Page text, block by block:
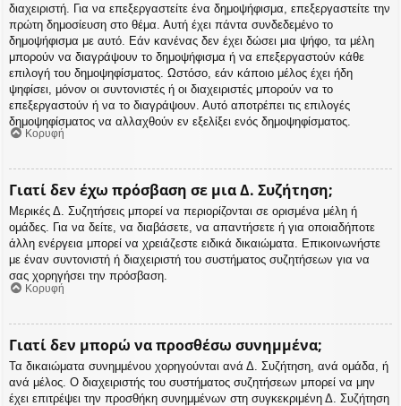
διαχειριστή. Για να επεξεργαστείτε ένα δημοψήφισμα, επεξεργαστείτε την
πρώτη δημοσίευση στο θέμα. Αυτή έχει πάντα συνδεδεμένο το
δημοψήφισμα με αυτό. Εάν κανένας δεν έχει δώσει μια ψήφο, τα μέλη
μπορούν να διαγράψουν το δημοψήφισμα ή να επεξεργαστούν κάθε
επιλογή του δημοψηφίσματος. Ωστόσο, εάν κάποιο μέλος έχει ήδη
ψηφίσει, μόνον οι συντονιστές ή οι διαχειριστές μπορούν να το
επεξεργαστούν ή να το διαγράψουν. Αυτό αποτρέπει τις επιλογές
δημοψηφίσματος να αλλαχθούν εν εξελίξει ενός δημοψηφίσματος.
Κορυφή
Γιατί δεν έχω πρόσβαση σε μια Δ. Συζήτηση;
Μερικές Δ. Συζητήσεις μπορεί να περιορίζονται σε ορισμένα μέλη ή
ομάδες. Για να δείτε, να διαβάσετε, να απαντήσετε ή για οποιαδήποτε
άλλη ενέργεια μπορεί να χρειάζεστε ειδικά δικαιώματα. Επικοινωνήστε
με έναν συντονιστή ή διαχειριστή του συστήματος συζητήσεων για να
σας χορηγήσει την πρόσβαση.
Κορυφή
Γιατί δεν μπορώ να προσθέσω συνημμένα;
Τα δικαιώματα συνημμένου χορηγούνται ανά Δ. Συζήτηση, ανά ομάδα, ή
ανά μέλος. Ο διαχειριστής του συστήματος συζητήσεων μπορεί να μην
έχει επιτρέψει την προσθήκη συνημμένων στη συγκεκριμένη Δ. Συζήτηση